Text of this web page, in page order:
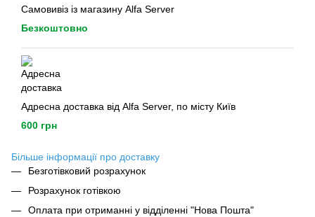
Самовивіз із магазину Alfa Server
Безкоштовно
Адресна доставка від Alfa Server, по місту Київ
600 грн
Більше інформації про доставку
Безготівковий розрахунок
Розрахунок готівкою
Оплата при отриманні у відділенні "Нова Пошта"